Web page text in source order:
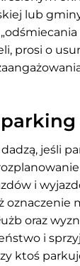
lub
prosi o
jeśli
i
oznaczenie
oraz
i
ktoś